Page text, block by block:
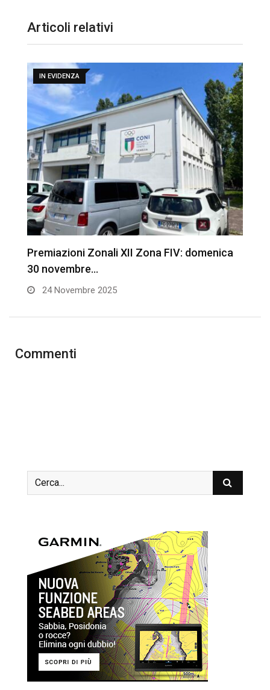
Articoli relativi
IN EVIDENZA
Premiazioni Zonali XII Zona FIV: domenica
30 novembre…
24 Novembre 2025
Commenti